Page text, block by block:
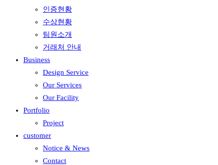
인증현황
수상현황
팀원소개
거래처 안내
Business
Design Service
Our Services
Our Facility
Portfolio
Project
customer
Notice & News
Contact